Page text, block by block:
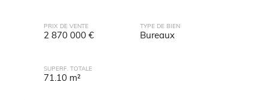
PRIX DE VENTE
2 870 000 €
TYPE DE BIEN
Bureaux
SUPERF. TOTALE
71.10 m²